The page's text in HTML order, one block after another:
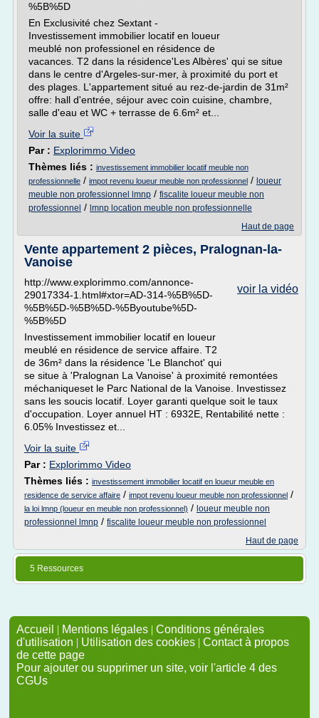
%5B%5D
En Exclusivité chez Sextant -
Investissement immobilier locatif en loueur
meublé non professionel en résidence de
vacances. T2 dans la résidence'Les Albères' qui se situe
dans le centre d'Argeles-sur-mer, à proximité du port et
des plages. L'appartement situé au rez-de-jardin de 31m²
offre: hall d'entrée, séjour avec coin cuisine, chambre,
salle d'eau et WC + terrasse de 6.6m² et...
Voir la suite
Par : Explorimmo Video
Thèmes liés : investissement immobilier locatif meuble non
professionnelle / impot revenu loueur meuble non professionnel / loueur
meuble non professionnel lmnp / fiscalite loueur meuble non
professionnel / lmnp location meuble non professionnelle
Haut de page
Vente appartement 2 pièces, Pralognan-la-
Vanoise
voir la vidéo
http://www.explorimmo.com/annonce-
29017334-1.html#xtor=AD-314-%5B%5D-
%5B%5D-%5B%5D-%5Byoutube%5D-
%5B%5D
Investissement immobilier locatif en loueur
meublé en résidence de service affaire. T2
de 36m² dans la résidence 'Le Blanchot' qui
se situe à 'Pralognan La Vanoise' à proximité remontées
méchaniqueset le Parc National de la Vanoise. Investissez
sans les soucis locatif. Loyer garanti quelque soit le taux
d'occupation. Loyer annuel HT : 6932E, Rentabilité nette :
6.05% Investissez et...
Voir la suite
Par : Explorimmo Video
Thèmes liés : investissement immobilier locatif en loueur meuble en
residence de service affaire / impot revenu loueur meuble non professionnel /
la loi lmnp (loueur en meuble non professionnel) / loueur meuble non
professionnel lmnp / fiscalite loueur meuble non professionnel
Haut de page
5 Ressources
Accueil | Mentions légales | Conditions générales
d'utilisation | Utilisation des cookies | Contact à propos
de cette page
Pour ajouter ou supprimer un site, voir l'article 4 des
CGUs